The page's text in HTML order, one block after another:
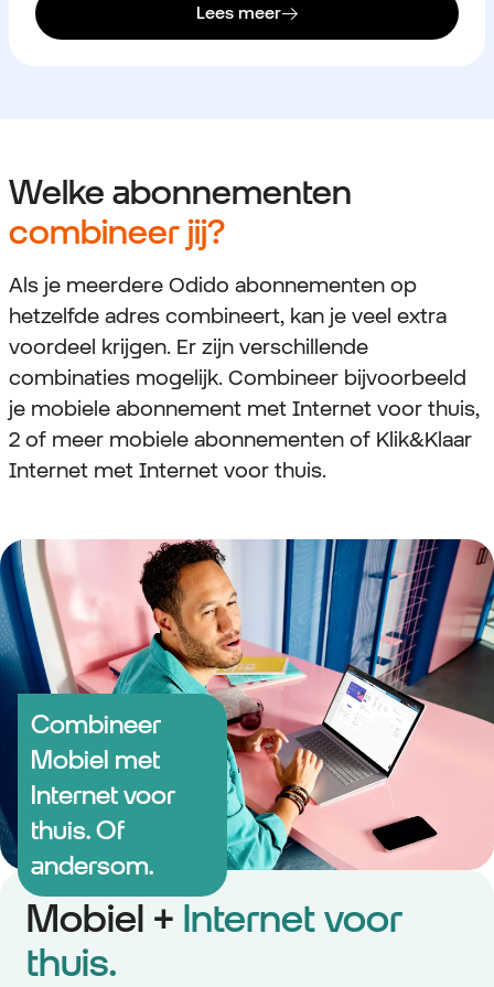
Lees meer
Welke abonnementen
combineer jij?
Als je meerdere Odido abonnementen op
hetzelfde adres combineert, kan je veel extra
voordeel krijgen. Er zijn verschillende
combinaties mogelijk. Combineer bijvoorbeeld
je mobiele abonnement met Internet voor thuis,
2 of meer mobiele abonnementen of Klik&Klaar
Internet met Internet voor thuis.
Combineer
Mobiel met
Internet voor
thuis. Of
andersom.
Mobiel + Internet voor
thuis.